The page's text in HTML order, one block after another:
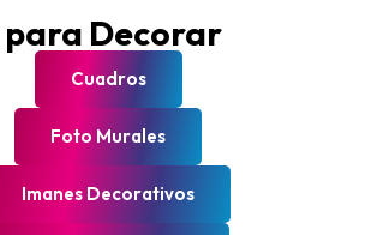
Decorar
Cuadros
Foto Murales
Imanes Decorativos